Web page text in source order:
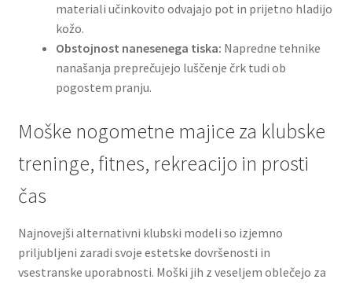
materiali učinkovito odvajajo pot in prijetno hladijo
kožo.
Obstojnost nanesenega tiska: Napredne tehnike
nanašanja preprečujejo luščenje črk tudi ob
pogostem pranju.
Moške nogometne majice za klubske
treninge, fitnes, rekreacijo in prosti
čas
Najnovejši alternativni klubski modeli so izjemno
priljubljeni zaradi svoje estetske dovršenosti in
vsestranske uporabnosti. Moški jih z veseljem oblečejo za